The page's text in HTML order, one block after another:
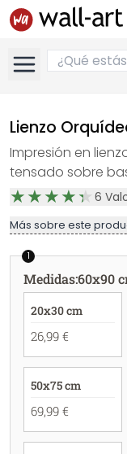
Lienzo
Impresión en
tensado sobre
6
Más sobre este
1
Medidas:60x90
20x30 cm
26,99 €
50x75 cm
69,99 €